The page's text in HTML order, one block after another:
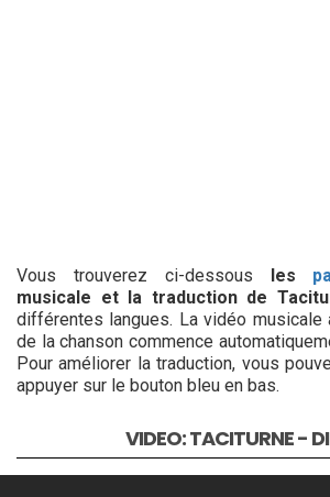
Vous trouverez ci-dessous les
musicale et la traduction de
différentes langues. La vidéo musicale
de la chanson commence
Pour améliorer la traduction, vous
appuyer sur le bouton bleu en bas.
VIDEO: TACITURNE -